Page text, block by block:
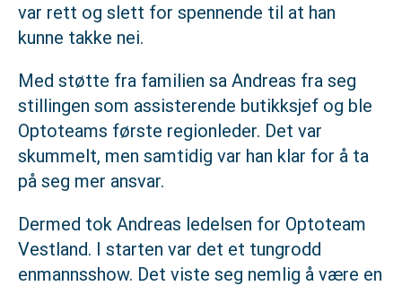
var rett og slett for spennende til at han
kunne takke nei.
Med støtte fra familien sa Andreas fra seg
stillingen som assisterende butikksjef og ble
Optoteams første regionleder. Det var
skummelt, men samtidig var han klar for å ta
på seg mer ansvar.
Dermed tok Andreas ledelsen for Optoteam
Vestland. I starten var det et tungrodd
enmannsshow. Det viste seg nemlig å være en